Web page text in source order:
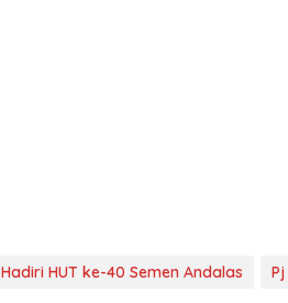
Hadiri HUT ke-40 Semen Andalas